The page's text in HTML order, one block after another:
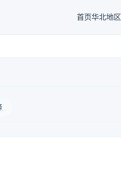
首页华北地区